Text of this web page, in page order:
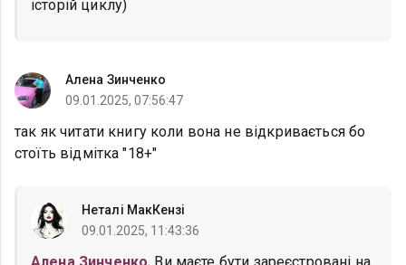
історій циклу)
Алена Зинченко
09.01.2025, 07:56:47
так як читати книгу коли вона не відкривається бо
стоїть відмітка "18+"
Неталі МакКензі
09.01.2025, 11:43:36